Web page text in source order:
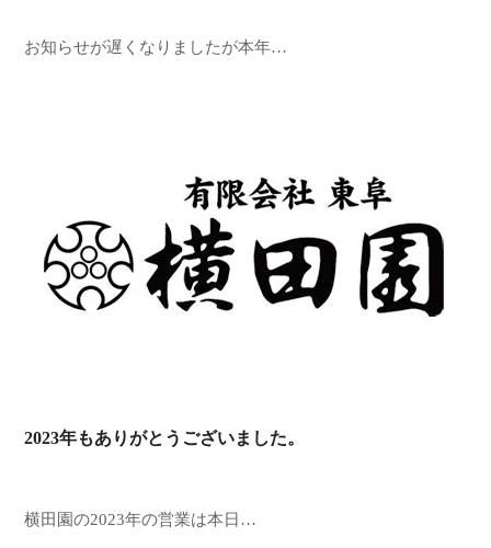
お知らせが遅くなりましたが本年…
2023年もありがとうございました。
横田園の2023年の営業は本日…